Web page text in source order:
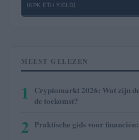
(KPK ETH YIELD)
MEEST GELEZEN
1
Cryptomarkt 2026: Wat zijn
de toekomst?
2 Praktische gids voor